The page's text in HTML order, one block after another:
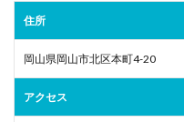
住所
岡山県岡山市北区本町4-20
アクセス